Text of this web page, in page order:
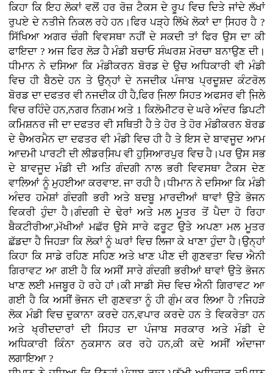
ਕਿਹਾ ਕਿ ਇਹ ਲੋਕਾਂ ਵਲੋਂ ਹਰ ਰੋਜ਼ ਟੈਕਸ ਦੇ ਰੂਪ ਵਿਚ ਦਿਤੇ ਜਾਂਦੇ ਲੱਖਾਂ
ਰੁਪਏ ਦੇ ਨਤੀਜੇ ਨਿਕਲ ਰਹੇ ਹਨ।ਫਿਰ ਪੜ੍ਹੇ ਲਿੱਖੇ ਲੋਕਾਂ ਦਾ ਸਿ਼ਹਰ ਹੈ ?
ਸਿੱਖਿਆ ਅਗਰ ਚੰਗੀ ਵਿਵਸਥਾ ਨਹੀਂ ਦੇ ਸਕਦੀ ਤਾਂ ਫਿਰ ਉਸ ਦਾ ਕੀ
ਫਾਇਦਾ ? ਅਜ ਫਿਰ ਲੋੜ ਹੈ ਮੰਡੀ ਬਚਾਓ ਸੰਘਰਸ਼ ਮੋਰਚਾ ਬਨਾਉਣ ਦੀ।
ਧੀਮਾਨ ਨੇ ਦਸਿਆ ਕਿ ਮੰਡੀਕਰਨ ਬੋਰਡ ਦੇ ਉਚ ਅਧਿਕਾਰੀ ਵੀ ਮੰਡੀ
ਵਿਚ ਹੀ ਬੈਠਦੇ ਹਨ ਤੇ ਉਨ੍ਹਾਂ ਦੇ ਨਜਦੀਕ ਪੰਜਾਬ ਪ੍ਰਦੂਸ਼ਦ ਕੰਟਰੋਲ
ਬੋਰਡ ਦਾ ਦਫਤਰ ਵੀ ਨਜਦੀਕ ਹੀ ਹੈ,ਫਿਰ ਜਿ਼ਲਾ ਸਿਹਤ ਅਫਸਰ ਵੀ ਜਿ਼ਲੇ
ਵਿਚ ਰਹਿੰਦੇ ਹਨ,ਨਗਰ ਨਿਗਮ ਅਤੇ 1 ਕਿਲੋਮੀਟਰ ਦੇ ਘਰੇ ਅੰਦਰ ਡਿਪਟੀ
ਕਮਿਸ਼ਨਰ ਜੀ ਦਾ ਦਫਤਰ ਵੀ ਸਥਿਤੀ ਹੈ ਤੇ ਹੋਰ ਤੇ ਹੋਰ ਮੰਡੀਕਰਨ ਬੋਰਡ
ਦੇ ਚੈਅਰਮੈਨ ਦਾ ਦਫਤਰ ਵੀ ਮੰਡੀ ਵਿਚ ਹੀ ਹੈ ਤੇ ਇਸ ਦੇ ਬਾਵਜੂਦ ਆਮ
ਆਦਮੀ ਪਾਰਟੀ ਦੀ ਲੀਡਰਸਿ਼ਪ ਵੀ ਹੁਸਿ਼ਆਰਪੁਰ ਵਿਚ ਹੈ।ਪਰ ਉਸ ਸਭ
ਦੇ ਬਾਵਜੂਦ ਮੰਡੀ ਦੀ ਅਤਿ ਗੰਦਗੀ ਨਾਲ ਭਰੀ ਵਿਵਸਥਾ ਟੈਕਸ ਦੇਣ
ਵਾਲਿਆਂ ਨੂੰ ਮੁਹਈਆ ਕਰਵਾੲ. ਜਾ ਰਹੀ ਹੈ।ਧੀਮਾਨ ਨੇ ਦਸਿਆ ਕਿ ਮੰਡੀ
ਅੰਦਰ ਹਮੇਸ਼ਾਂ ਗੰਦਗੀ ਭਰੀ ਅਤੇ ਬਦਬੂ ਮਾਰਦੀਆਂ ਥਾਵਾਂ ਉਤੇ ਭੋਜਨ
ਵਿਕਰੀ ਹੁੰਦਾ ਹੈ।ਗੰਦਗੀ ਦੇ ਢੇਰਾਂ ਅਤੇ ਮਲ ਮੂਤਰ ਤੋਂ ਪੈਦਾ ਹੋ ਰਿਹਾ
ਬੈਕਟੀਰੀਆ,ਮੱਖੀਆਂ ਮਛੱਰ ਉਸੇ ਸਾਰੇ ਫਰੂਟ ਉਤੇ ਅਪਣਾ ਮਲ ਮੂਤਰ
ਛੱਡਦਾ ਹੈ ਜਿਹੜਾ ਕਿ ਲੋਕਾਂ ਨੂੰ ਘਰਾਂ ਵਿਚ ਲਿਜਾ ਕੇ ਖਾਣਾ ਹੁੰਦਾ ਹੈ।ਉਨ੍ਹਾਂ
ਕਿਹਾ ਕਿ ਸਾਡੇ ਰਹਿਣ ਸਹਿਣ ਅਤੇ ਖਾਣ ਪੀਣ ਦੀ ਗੁਣਵਤਾ ਵਿਚ ਐਨੀ
ਗਿਰਾਵਟ ਆ ਗਈ ਹੈ ਕਿ ਅਸੀਂ ਸਾਰੇ ਗੰਦਗੀ ਭਰੀਆਂ ਥਾਵਾਂ ਉਤੇ ਭੋਜਨ
ਖਾਣ ਲਈ ਮਜਬੂਰ ਹੋ ਰਹੇ ਹਾਂ।ਕੀ ਸਾਡੀ ਸੋਚ ਵਿਚ ਐਨੀ ਗਿਰਾਵਟ ਆ
ਗਈ ਹੈ ਕਿ ਅਸੀਂ ਭੋਜਨ ਦੀ ਗੁਣਵਤਾ ਨੂੰ ਹੀ ਗੁੰਮ ਕਰ ਲਿਆ ਹੈ ?ਜਿਹੜੇ
ਲੋਕ ਮੰਡੀ ਵਿਚ ਦੁਕਾਨਾ ਕਰਦੇ ਹਨ,ਵਪਾਰ ਕਰਦੇ ਹਨ ਤੇ ਵਿਕਰੇਤਾ ਹਨ
ਅਤੇ ਖ੍ਰੀਦਦਾਰਾਂ ਦੀ ਸਿਹਤ ਦਾ ਪੰਜਾਬ ਸਰਕਾਰ ਅਤੇ ਮੰਡੀ ਦੇ
ਅਧਿਕਾਰੀ ਕਿੰਨਾ ਨੁਕਸਾਨ ਕਰ ਰਹੇ ਹਨ,ਕੀ ਕਦੇ ਅਸੀਂ ਅੰਦਾਜਾ
ਲਗਾਇਆ ?